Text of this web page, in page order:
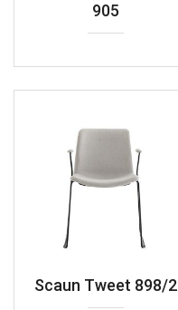
905
Scaun Tweet 898/2